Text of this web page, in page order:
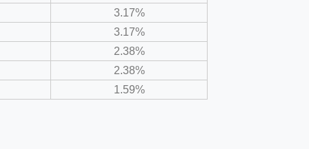
3.17%
3.17%
2.38%
2.38%
1.59%